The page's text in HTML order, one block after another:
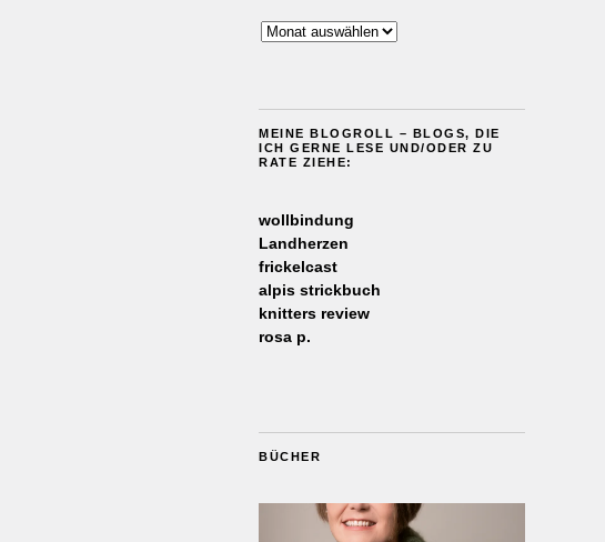
Archiv
MEINE BLOGROLL – BLOGS, DIE
ICH GERNE LESE UND/ODER ZU
RATE ZIEHE:
wollbindung
Landherzen
frickelcast
alpis strickbuch
knitters review
rosa p.
BÜCHER